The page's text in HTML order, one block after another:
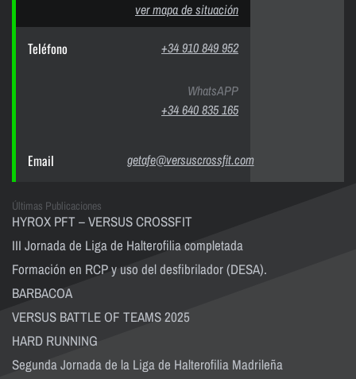
ver mapa de situación
Teléfono +34 910 849 952
WhatsAPP
+34 640 835 165
Email getafe@versuscrossfit.com
Últimas Publicaciones
HYROX PFT – VERSUS CROSSFIT
III Jornada de Liga de Halterofilia completada
Formación en RCP y uso del desfibrilador (DESA).
BARBACOA
VERSUS BATTLE OF TEAMS 2025
HARD RUNNING
Segunda Jornada de la Liga de Halterofilia Madrileña